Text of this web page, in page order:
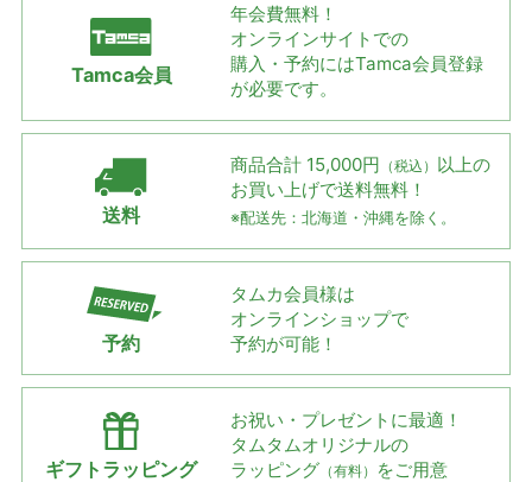
Tamca会員
年会費無料！
オンラインサイトでの
購入・予約にはTamca会員登録
が必要です。
送料
商品合計 15,000円 （税込） 以上の
お買い上げで送料無料！
※配送先：北海道・沖縄を除く。
予約
タムカ会員様は
オンラインショップで
予約が可能！
ギフトラッピング
お祝い・プレゼントに最適！
タムタムオリジナルの
ラッピング （有料） をご用意